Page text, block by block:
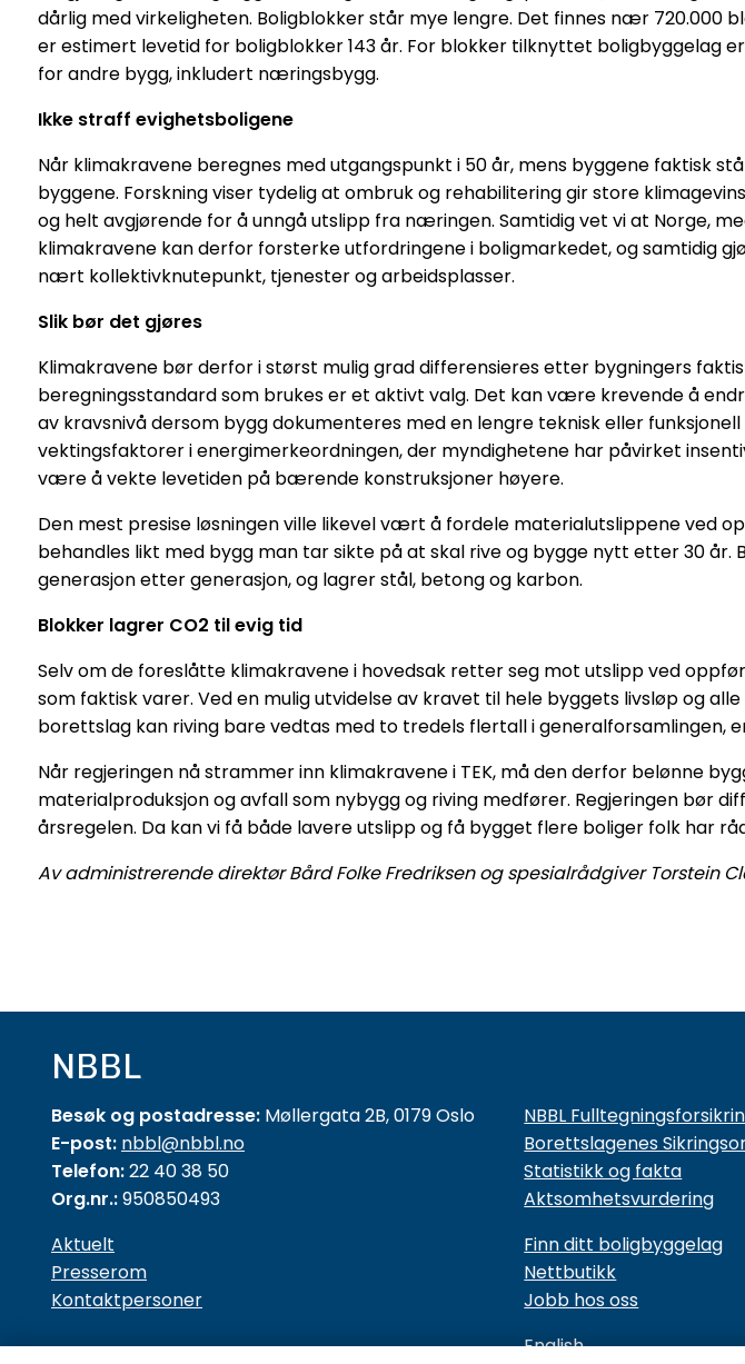
dårlig med virkeligheten. Boligblokker står mye lengre. Det finnes nær 720.000
er estimert levetid for boligblokker 143 år. For blokker tilknyttet boligbyggelag
for andre bygg, inkludert næringsbygg.
Ikke straff evighetsboligene
Når klimakravene beregnes med utgangspunkt i 50 år, mens byggene faktisk
byggene. Forskning viser tydelig at ombruk og rehabilitering gir store
og helt avgjørende for å unngå utslipp fra næringen. Samtidig vet vi at Norge,
klimakravene kan derfor forsterke utfordringene i boligmarkedet, og samtidig
nært kollektivknutepunkt, tjenester og arbeidsplasser.
Slik bør det gjøres
Klimakravene bør derfor i størst mulig grad differensieres etter bygningers
beregningsstandard som brukes er et aktivt valg. Det kan være krevende å
av kravsnivå dersom bygg dokumenteres med en lengre teknisk eller
vektingsfaktorer i energimerkeordningen, der myndighetene har påvirket
være å vekte levetiden på bærende konstruksjoner høyere.
Den mest presise løsningen ville likevel vært å fordele materialutslippene ved
behandles likt med bygg man tar sikte på at skal rive og bygge nytt etter 30
generasjon etter generasjon, og lagrer stål, betong og karbon.
Blokker lagrer CO2 til evig tid
Selv om de foreslåtte klimakravene i hovedsak retter seg mot utslipp ved
som faktisk varer. Ved en mulig utvidelse av kravet til hele byggets livsløp og
borettslag kan riving bare vedtas med to tredels flertall i generalforsamlingen,
Når regjeringen nå strammer inn klimakravene i TEK, må den derfor belønne
materialproduksjon og avfall som nybygg og riving medfører. Regjeringen
årsregelen. Da kan vi få både lavere utslipp og få bygget flere boliger folk har
Av administrerende direktør Bård Folke Fredriksen og spesialrådgiver Torstein
NBBL
Besøk og postadresse: Møllergata 2B, 0179 Oslo
E-post: nbbl@nbbl.no
Telefon:22 40 38 50
Org.nr.:950850493
Aktuelt
Presserom
Kontaktpersoner
NBBL
Borettslagenes
Statistikk og fakta
Aktsomhetsvurdering
Finn ditt boligbyggelag
Nettbutikk
Jobb hos oss
English